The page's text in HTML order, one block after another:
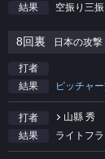
結果
空振り三
8回裏 日本の攻撃
打者
結果
ピッチャ
打者
山縣 秀
結果
ライトフラ